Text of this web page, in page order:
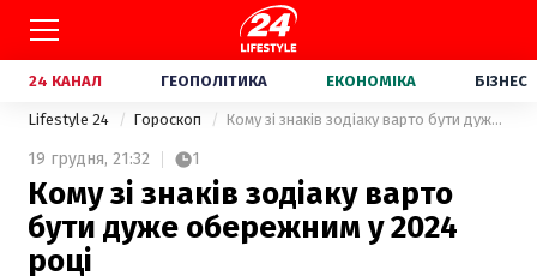
24 КАНАЛ ГЕОПОЛІТИКА ЕКОНОМІКА БІЗНЕС
Lifestyle 24 Гороскоп Кому зі знаків зодіаку варто бути дуже обережним у 2024 році
19 грудня, 21:32 1
Кому зі знаків зодіаку варто
бути дуже обережним у 2024
році